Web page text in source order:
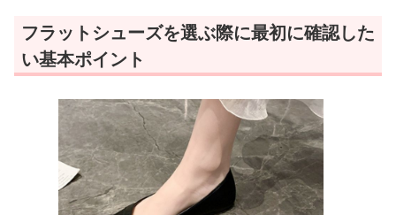
フラットシューズを選ぶ際に最初に確認した
い基本ポイント